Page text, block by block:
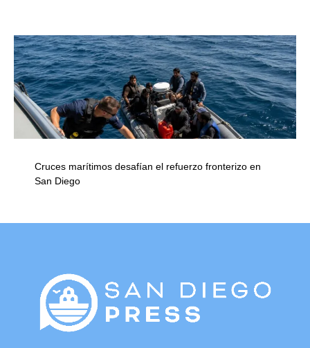
Cruces marítimos desafían el refuerzo fronterizo en
San Diego